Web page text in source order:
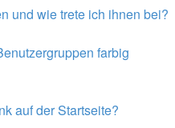
und wie trete ich ihnen bei?
farbig
auf der Startseite?